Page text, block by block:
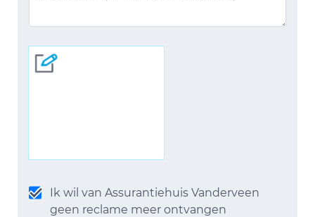
Ik wil van Assurantiehuis Vanderveen
geen reclame meer ontvangen